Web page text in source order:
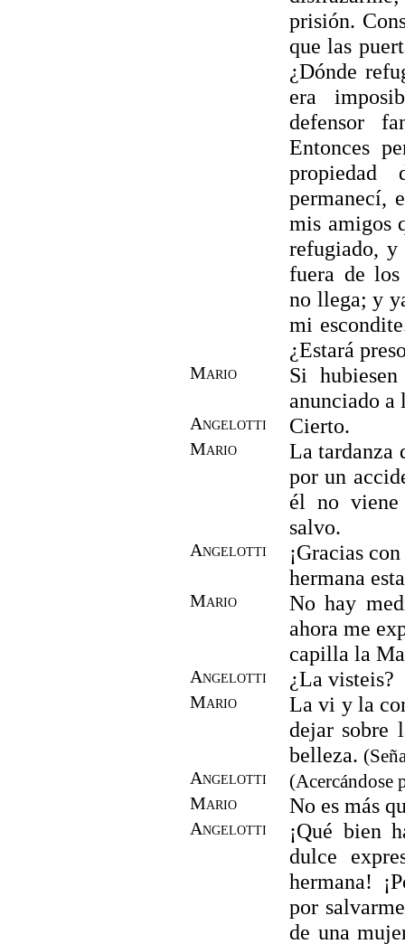
prisión.
que las
¿Dónde
era
defensor
Entonces
propiedad
permanecí,
mis amigos
refugiado, y
fuera de
no llega; y
mi
¿Estará
Mario
Si
anunciado a
Angelotti Cierto.
Mario
La tardanza
por un
él no viene
salvo.
Angelotti
¡Gracias
hermana
Mario
No hay
ahora me
capilla la
Angelotti ¿La visteis?
Mario
La vi y la
dejar sobre
belleza.
Angelotti (Acercándose
Mario No es más
Angelotti
¡Qué bien
dulce
hermana!
por
de una